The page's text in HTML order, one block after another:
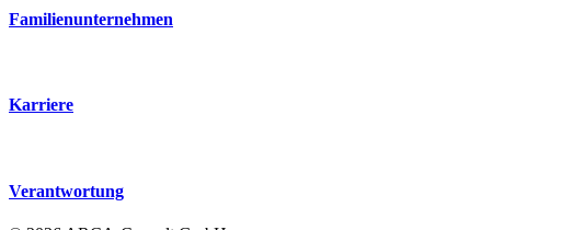
Familienunternehmen
Karriere
Verantwortung